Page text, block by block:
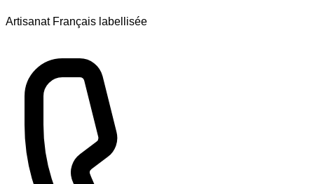
Artisanat Français labellisée